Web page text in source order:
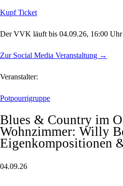
Kupf Ticket
Der VVK läuft bis 04.09.26, 16:00 Uhr
Zur Social Media Veranstaltung →
Veranstalter:
Potpourrigruppe
Blues & Country im
Wohnzimmer: Willy
Eigenkompositionen
04.09.26